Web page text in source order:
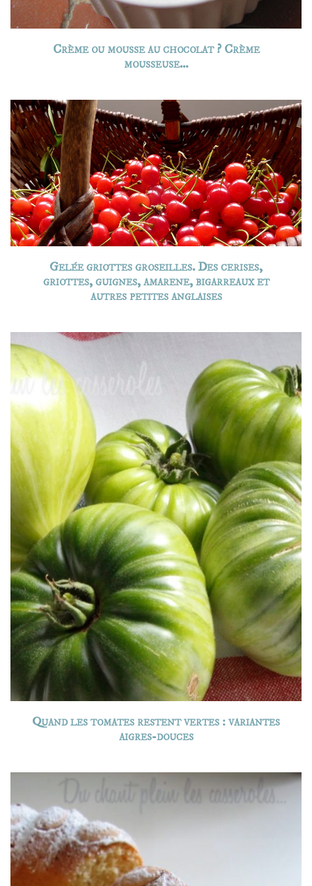
Crème ou mousse au chocolat ? Crème
mousseuse…
Gelée griottes groseilles. Des cerises,
griottes, guignes, amarene, bigarreaux et
autres petites anglaises
Quand les tomates restent vertes : variantes
aigres-douces